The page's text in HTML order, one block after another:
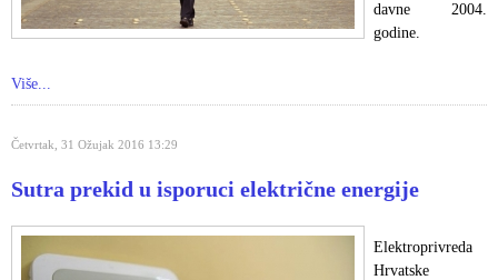
davne 2004.
godine.
Više...
Četvrtak, 31 Ožujak 2016 13:29
Sutra prekid u isporuci električne energije
Elektroprivreda
Hrvatske